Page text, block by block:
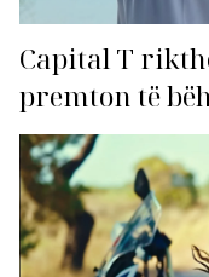
Capital T
premton të